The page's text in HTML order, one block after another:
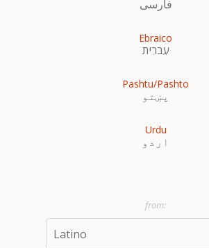
فارسی
Ebraico
עִברִית
Pashtu/Pashto
پښتو
Urdu
اردو